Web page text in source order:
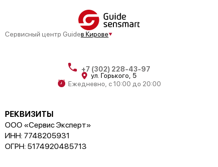
Сервисный центр Guideв Кирове
+7 (302) 228-43-97
ул. ​Горького, 5
Ежедневно, с 10:00 до 20:00
РЕКВИЗИТЫ
ООО «Сервис Эксперт»
ИНН: 7748205931
ОГРН: 5174920485713